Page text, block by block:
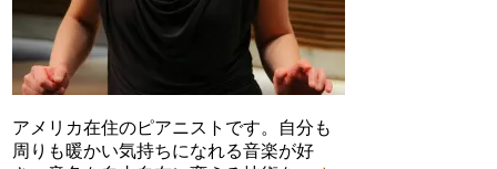
アメリカ在住のピアニストです。自分も
周りも暖かい気持ちになれる音楽が好